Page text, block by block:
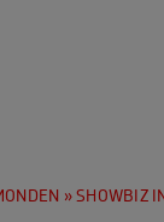
»SHOWBIZ